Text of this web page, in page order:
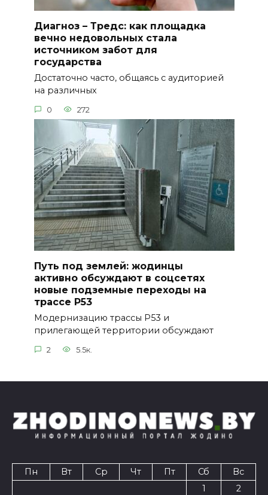
Диагноз – Тредс: как площадка
вечно недовольных стала
источником забот для
государства
Достаточно часто, общаясь с аудиторией
на различных
0 272
Путь под землей: жодинцы
активно обсуждают в соцсетях
новые подземные переходы на
трассе Р53
Модернизацию трассы Р53 и
прилегающей территории обсуждают
2 5.5к.
Пн Вт Ср Чт Пт Сб
Вс
1
2